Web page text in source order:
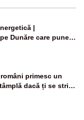
|
Dunăre care pune
era
primesc un
dacă ți se strică